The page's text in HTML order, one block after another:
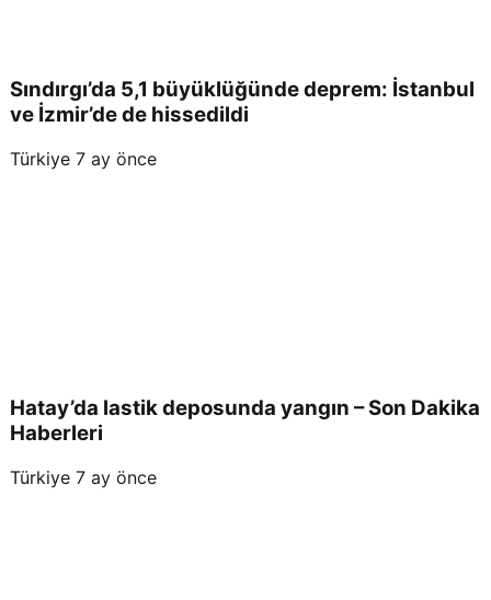
Sındırgı’da 5,1 büyüklüğünde deprem: İstanbul
ve İzmir’de de hissedildi
Türkiye 7 ay önce
Hatay’da lastik deposunda yangın – Son Dakika
Haberleri
Türkiye 7 ay önce